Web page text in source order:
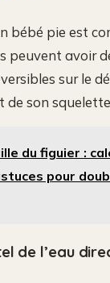
bébé pie est
peuvent avoir
sur le
de son
du figuier :
pour
de l’eau